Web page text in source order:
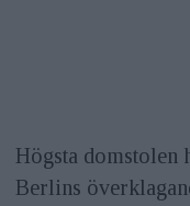
Högsta domstolen
Berlins